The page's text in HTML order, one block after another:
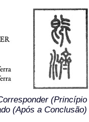
(Após a Conclusão)